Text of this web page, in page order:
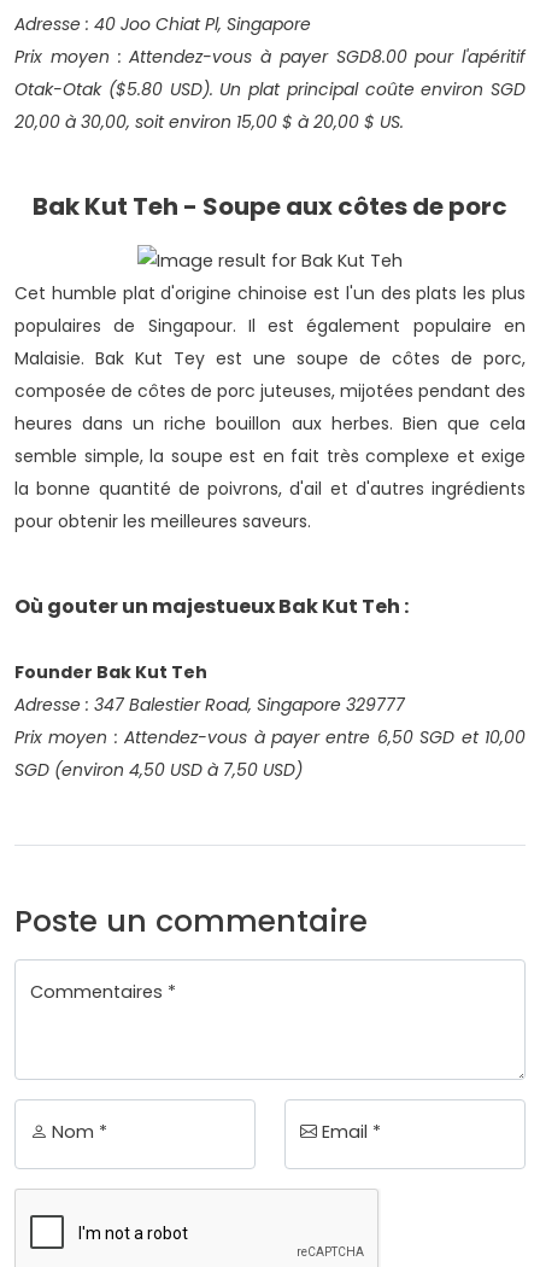
Adresse : 40 Joo Chiat Pl, Singapore
Prix moyen : Attendez-vous à payer SGD8.00 pour l'apéritif
Otak-Otak ($5.80 USD). Un plat principal coûte environ SGD
20,00 à 30,00, soit environ 15,00 $ à 20,00 $ US.
Bak Kut Teh - Soupe aux côtes de porc
Cet humble plat d'origine chinoise est l'un des plats les plus
populaires de Singapour. Il est également populaire en
Malaisie. Bak Kut Tey est une soupe de côtes de porc,
composée de côtes de porc juteuses, mijotées pendant des
heures dans un riche bouillon aux herbes. Bien que cela
semble simple, la soupe est en fait très complexe et exige
la bonne quantité de poivrons, d'ail et d'autres ingrédients
pour obtenir les meilleures saveurs.
Où gouter un majestueux Bak Kut Teh :
Founder Bak Kut Teh
Adresse : 347 Balestier Road, Singapore 329777
Prix moyen : Attendez-vous à payer entre 6,50 SGD et 10,00
SGD (environ 4,50 USD à 7,50 USD)
Poste un commentaire
Commentaires *
Nom * Email *